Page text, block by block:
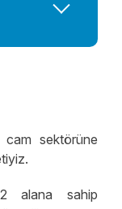
cam sektörüne
alana sahip